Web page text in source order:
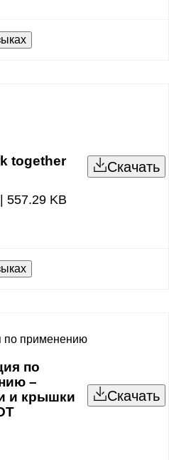
together
557.29 KB
Скачать
по применению
по
–
и крышки
Скачать